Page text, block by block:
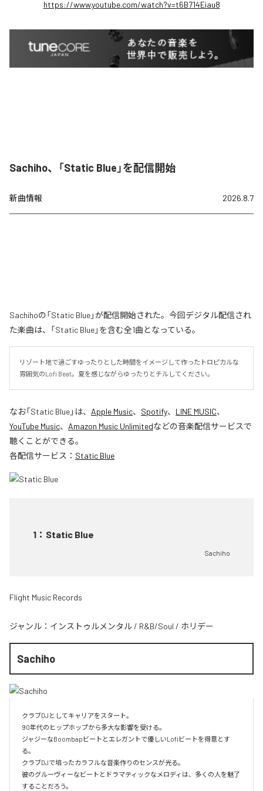
https://www.youtube.com/watch?v=t6B714Eiau8
Sachiho、「Static Blue」を配信開始
新曲情報 2026.8.7
Sachihoの「Static Blue」が配信開始された。今回デジタル配信され
た楽曲は、「Static Blue」を含む全1曲となっている。
リゾート地で過ごすゆったりとした時間をイメージして作ったトロピカルな
雰囲気のLofi Beat。夏を感じながらゆったりとチルしてください。
なお「Static Blue」は、 Apple Music、 Spotify、 LINE MUSIC、
YouTube Music、 Amazon Music Unlimitedなどの音楽配信サービスで
聴くことができる。
各配信サービス： Static Blue
1 ： Static Blue
Sachiho
Flight Music Records
ジャンル： インストゥルメンタル / R&B/Soul / ホリデー
Sachiho
クラブDJとしてキャリアをスタート。
90年代のヒップホップから多大な影響を受ける。
ジャジーなBoombapビートとエレガントで優しいLofiビートを得意とす
る。
クラブDJで培ったカラフルな音楽作りのセンスが光る。
彼のグルーヴィーなビートとドラマティックなメロディは、多くの人を魅了
することだろう。